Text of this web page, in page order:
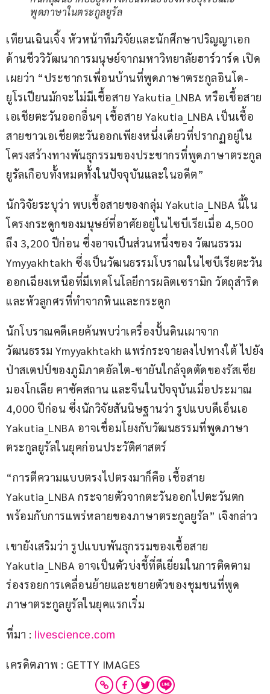
พูดภาษาในตระกูลยูรัล
เทียนเฉินเจิ้ง หัวหน้าทีมวิจัยและนักศึกษาปริญญาเอก
ด้านชีววิวัฒนาการมนุษย์จากมหาวิทยาลัยฮาร์วาร์ด เปิด
เผยว่า “ประชากรเพื่อนบ้านที่พูดภาษาตระกูลอินโด-
ยูโรเปียนมักจะไม่มีเชื้อสาย Yakutia_LNBA หรือเชื้อสาย
เอเชียตะวันออกอื่นๆ เชื้อสาย Yakutia_LNBA เป็นเชื้อ
สายชาวเอเชียตะวันออกเพียงหนึ่งเดียวที่ปรากฏอยู่ใน
โครงสร้างทางพันธุกรรมของประชากรที่พูดภาษาตระกูล
ยูรัลเกือบทั้งหมดทั้งในปัจจุบันและในอดีต”
นักวิจัยระบุว่า พบเชื้อสายของกลุ่ม Yakutia_LNBA นี้ใน
โครงกระดูกของมนุษย์ที่อาศัยอยู่ในไซบีเรียเมื่อ 4,500
ถึง 3,200 ปีก่อน ซึ่งอาจเป็นส่วนหนึ่งของ วัฒนธรรม
Ymyyakhtakh ซึ่งเป็นวัฒนธรรมโบราณในไซบีเรียตะวัน
ออกเฉียงเหนือที่มีเทคโนโลยีการผลิตเซรามิก วัตถุสำริด
และหัวลูกศรที่ทำจากหินและกระดูก
นักโบราณคดีเคยค้นพบว่าเครื่องปั้นดินเผาจาก
วัฒนธรรม Ymyyakhtakh แพร่กระจายลงไปทางใต้ ไปยัง
ป่าสเตปป์ของภูมิภาคอัลไต-ซายันใกล้จุดตัดของรัสเซีย
มองโกเลีย คาซัคสถาน และจีนในปัจจุบันเมื่อประมาณ
4,000 ปีก่อน ซึ่งนักวิจัยสันนิษฐานว่า รูปแบบดีเอ็นเอ
Yakutia_LNBA อาจเชื่อมโยงกับวัฒนธรรมที่พูดภาษา
ตระกูลยูรัลในยุคก่อนประวัติศาสตร์
“การตีความแบบตรงไปตรงมาก็คือ เชื้อสาย
Yakutia_LNBA กระจายตัวจากตะวันออกไปตะวันตก
พร้อมกับการแพร่หลายของภาษาตระกูลยูรัล” เจิงกล่าว
เขายังเสริมว่า รูปแบบพันธุกรรมของเชื้อสาย
Yakutia_LNBA อาจเป็นตัวบ่งชี้ที่ดีเยี่ยมในการติดตาม
ร่องรอยการเคลื่อนย้ายและขยายตัวของชุมชนที่พูด
ภาษาตระกูลยูรัลในยุคแรกเริ่ม
ที่มา : livescience.com
เครดิตภาพ : GETTY IMAGES